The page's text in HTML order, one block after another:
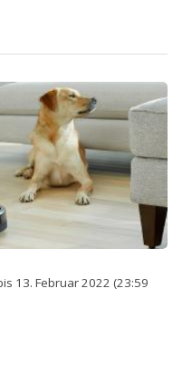
13. Februar 2022 (23:59